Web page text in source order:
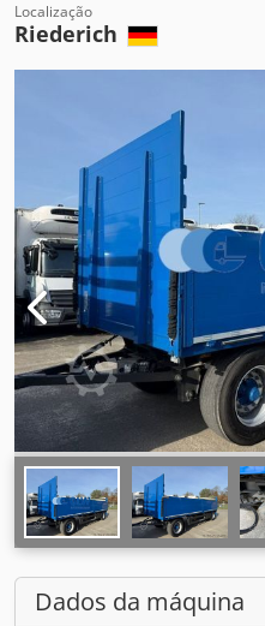
Localização
Riederich
Dados da máquina